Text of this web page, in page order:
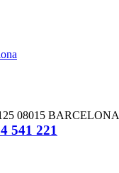
08015 BARCELONA
541 221